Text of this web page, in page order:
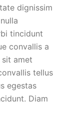
dignissim
tincidunt
convallis a
sit amet
tellus
egestas
Diam